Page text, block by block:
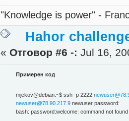
"Knowledge is power" -
Hahor
« Отговор #6 -: Jul 16,
Примерен код
mjekov@debian:~$ ssh -p 2222
newuser@78.90.217.9newuser password:
bash: password:welcome: command not found